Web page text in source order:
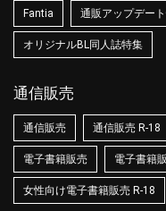
Fantia 通販アップデー
オリジナルBL同人誌特集
通信販売
通信販売 通信販売 R-18
電子書籍販売 電子書籍
女性向け電子書籍販売 R-18